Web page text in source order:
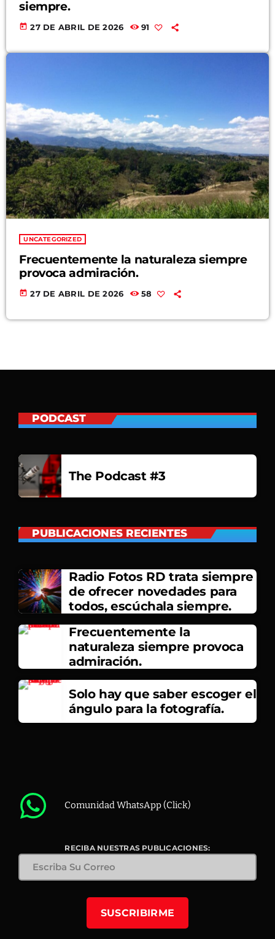
siempre.
today 27 DE ABRIL DE 2026 91
UNCATEGORIZED
Frecuentemente la naturaleza siempre
provoca admiración.
today 27 DE ABRIL DE 2026 58
PODCAST
The Podcast #3
PUBLICACIONES RECIENTES
Radio Fotos RD trata siempre
de ofrecer novedades para
todos, escúchala siempre.
Frecuentemente la
naturaleza siempre provoca
admiración.
Solo hay que saber escoger el
ángulo para la fotografía.
Comunidad WhatsApp (Click)
RECIBA NUESTRAS PUBLICACIONES: